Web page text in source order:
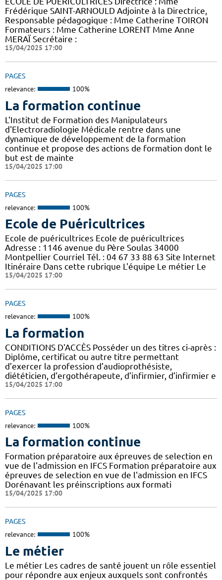
Frédérique SAINT-ARNOULD Adjointe à la Directrice,
Responsable pédagogique : Mme Catherine TOIRON
Formateurs : Mme Catherine LORENT Mme Anne
MERAÏ Secrétaire :
15/04/2025 17:00
PAGES
relevance: 100%
La formation continue
L'Institut de Formation des Manipulateurs
d'Electroradiologie Médicale rentre dans une
dynamique de développement de la formation
continue et propose des actions de formation dont le
but est de mainte
15/04/2025 17:00
PAGES
relevance: 100%
Ecole de Puéricultrices
Ecole de puéricultrices Ecole de puéricultrices
Adresse : 1146 avenue du Père Soulas 34000
Montpellier Courriel Tél. : 04 67 33 88 63 Site Internet
Itinéraire Dans cette rubrique L'équipe Le métier Le
15/04/2025 17:00
PAGES
relevance: 100%
La formation
CONDITIONS D'ACCÈS Posséder un des titres ci-après :
Diplôme, certificat ou autre titre permettant
d’exercer la profession d’audioprothésiste,
diététicien, d’ergothérapeute, d’infirmier, d’infirmier e
15/04/2025 17:00
PAGES
relevance: 100%
La formation continue
Formation préparatoire aux épreuves de selection en
vue de l'admission en IFCS Formation préparatoire aux
épreuves de selection en vue de l'admission en IFCS
Dorénavant les préinscriptions aux formati
15/04/2025 17:00
PAGES
relevance: 100%
Le métier
Le métier Les cadres de santé jouent un rôle essentiel
pour répondre aux enjeux auxquels sont confrontés